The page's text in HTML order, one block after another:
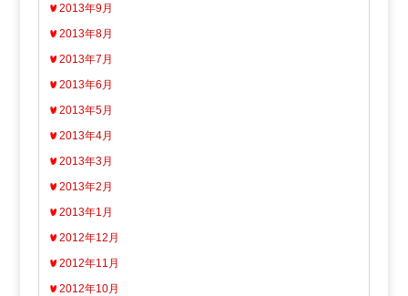
2013年9月
2013年8月
2013年7月
2013年6月
2013年5月
2013年4月
2013年3月
2013年2月
2013年1月
2012年12月
2012年11月
2012年10月